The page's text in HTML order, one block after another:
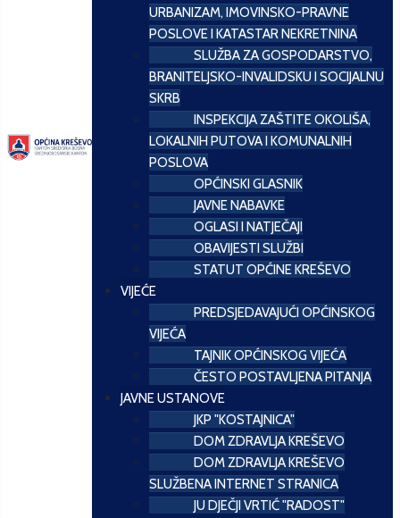
URBANIZAM, IMOVINSKO-PRAVNE
POSLOVE I KATASTAR NEKRETNINA
SLUŽBA ZA GOSPODARSTVO,
BRANITELJSKO-INVALIDSKU I SOCIJALNU
SKRB
INSPEKCIJA ZAŠTITE OKOLIŠA,
LOKALNIH PUTOVA I KOMUNALNIH
POSLOVA
OPĆINSKI GLASNIK
JAVNE NABAVKE
OGLASI I NATJEČAJI
OBAVIJESTI SLUŽBI
STATUT OPĆINE KREŠEVO
VIJEĆE
PREDSJEDAVAJUĆI OPĆINSKOG
VIJEĆA
TAJNIK OPĆINSKOG VIJEĆA
ČESTO POSTAVLJENA PITANJA
JAVNE USTANOVE
JKP "KOSTAJNICA"
DOM ZDRAVLJA KREŠEVO
DOM ZDRAVLJA KREŠEVO
SLUŽBENA INTERNET STRANICA
JU DJEČJI VRTIĆ "RADOST"